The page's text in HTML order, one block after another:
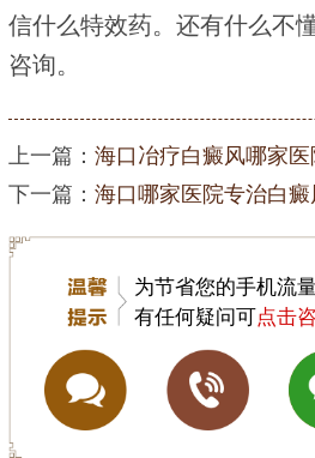
信什么特效药。还有什么不
咨询。
上一篇： 海口冶疗白癜风哪家
下一篇： 海口哪家医院专治白癜
为节省您的手机流
有任何疑问可点击